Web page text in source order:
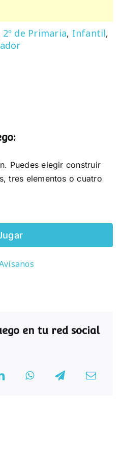
2º de Primaria, Infantil,
Puedes elegir construir
tres elementos o cuatro
en tu red social